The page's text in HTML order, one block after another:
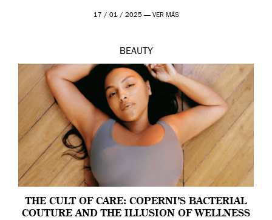
17 / 01 / 2025 — VER MÁS
BEAUTY
THE CULT OF CARE: COPERNI’S BACTERIAL
COUTURE AND THE ILLUSION OF WELLNESS